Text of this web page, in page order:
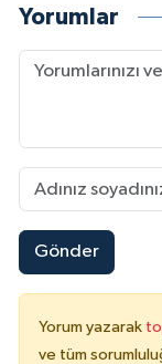
Yorumlar
Gönder
Yorum yazarak
ve tüm